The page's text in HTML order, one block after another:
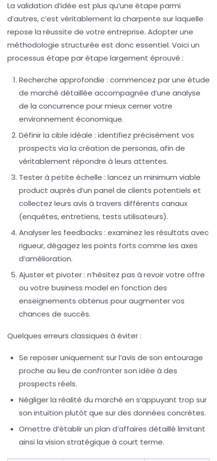
La validation d’idée est plus qu’une étape parmi
d’autres, c’est véritablement la charpente sur laquelle
repose la réussite de votre entreprise. Adopter une
méthodologie structurée est donc essentiel. Voici un
processus étape par étape largement éprouvé :
Recherche approfondie : commencez par une étude
de marché détaillée accompagnée d’une analyse
de la concurrence pour mieux cerner votre
environnement économique.
Définir la cible idéale : identifiez précisément vos
prospects via la création de personas, afin de
véritablement répondre à leurs attentes.
Tester à petite échelle : lancez un minimum viable
product auprès d’un panel de clients potentiels et
collectez leurs avis à travers différents canaux
(enquêtes, entretiens, tests utilisateurs).
Analyser les feedbacks : examinez les résultats avec
rigueur, dégagez les points forts comme les axes
d’amélioration.
Ajuster et pivoter : n’hésitez pas à revoir votre offre
ou votre business model en fonction des
enseignements obtenus pour augmenter vos
chances de succès.
Quelques erreurs classiques à éviter :
Se reposer uniquement sur l’avis de son entourage
proche au lieu de confronter son idée à des
prospects réels.
Négliger la réalité du marché en s’appuyant trop sur
son intuition plutôt que sur des données concrètes.
Omettre d’établir un plan d’affaires détaillé limitant
ainsi la vision stratégique à court terme.